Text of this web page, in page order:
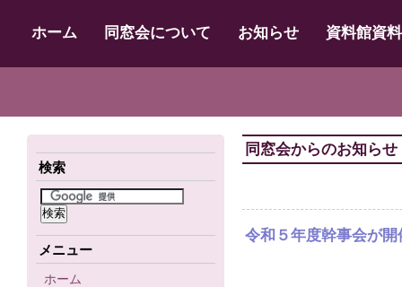
ホーム 同窓会について お知らせ 資料館資
検索
メニュー
ホーム
同窓会からのお知らせ
令和５年度幹事会が